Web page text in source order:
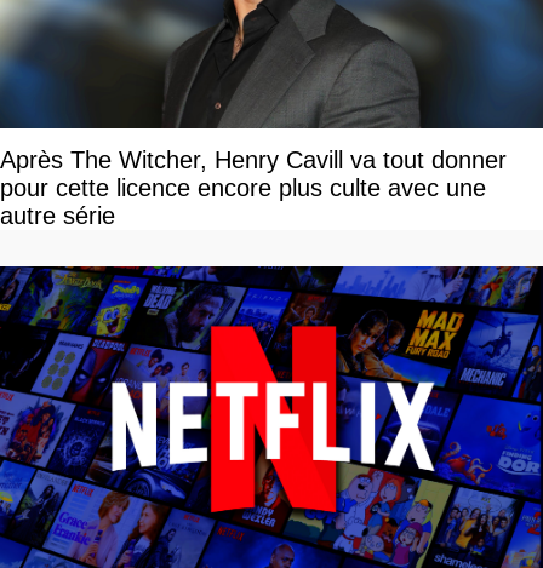
Après The Witcher, Henry Cavill va tout donner
pour cette licence encore plus culte avec une
autre série